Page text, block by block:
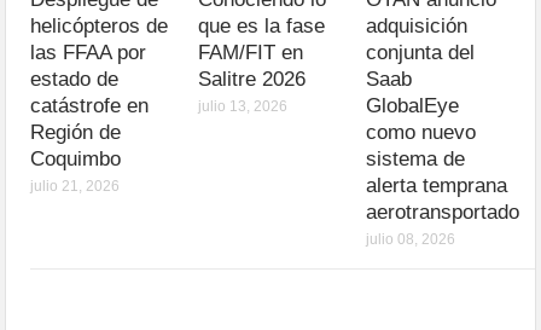
helicópteros de
las FFAA por
estado de
catástrofe en
Región de
Coquimbo
julio 21, 2026
que es la fase
FAM/FIT en
Salitre 2026
julio 13, 2026
adquisición
conjunta del
Saab
GlobalEye
como nuevo
sistema de
alerta temprana
aerotransportado
julio 08, 2026